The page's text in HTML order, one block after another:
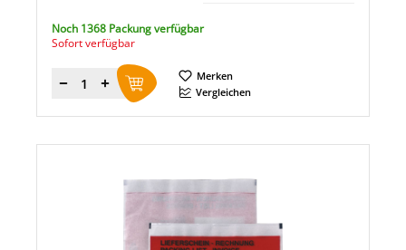
Noch 1368 Packung verfügbar
Sofort verfügbar
Menge
Merken
Vergleichen